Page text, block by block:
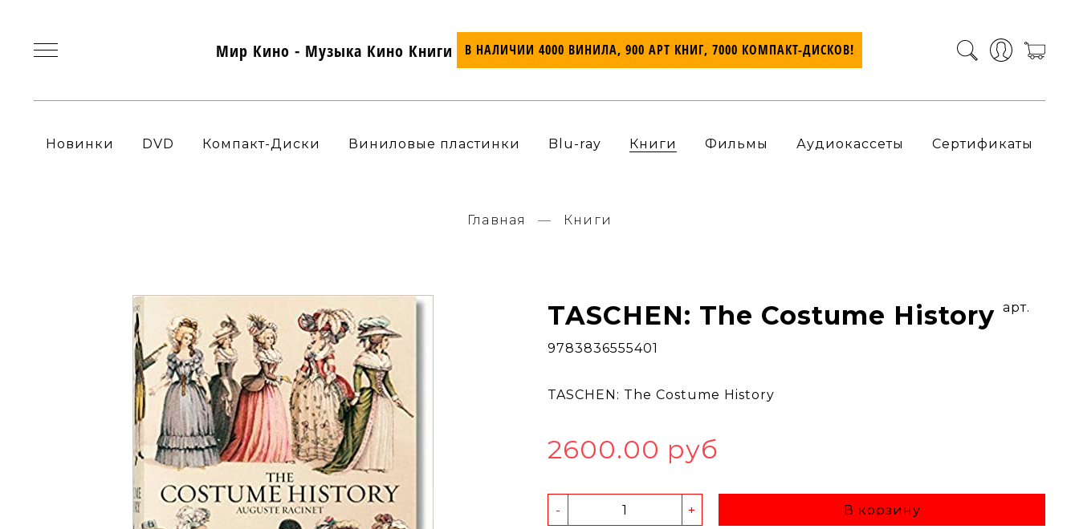
Мир Кино - Музыка Кино Книги В НАЛИЧИИ 4000 ВИНИЛА, 900 АРТ КНИГ, 7000 КОМПАКТ-ДИСКОВ!
Новинки DVD Компакт-Диски Виниловые пластинки Blu-ray Книги Фильмы Аудиокассеты Сертификаты
Главная Книги
TASCHEN: The Costume History арт.
9783836555401
TASCHEN: The Costume History
2600.00 руб
- + В корзину